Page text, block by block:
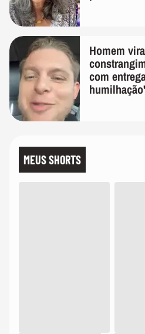
Homem
com
humilhação'
MEUS SHORTS